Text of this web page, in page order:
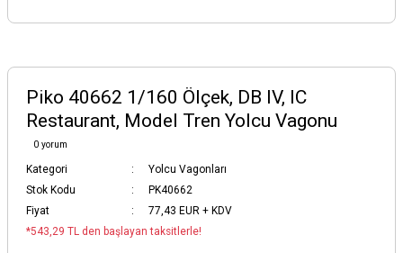
Piko 40662 1/160 Ölçek, DB IV, IC
Restaurant, Model Tren Yolcu Vagonu
0 yorum
Kategori
Yolcu Vagonları
Stok Kodu
PK40662
Fiyat
77,43 EUR + KDV
*543,29 TL den başlayan taksitlerle!